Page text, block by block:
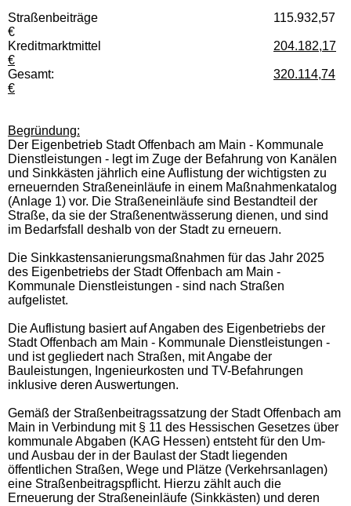
Straßenbeiträge 115.932,57
€
Kreditmarktmittel 204.182,17
€
Gesamt: 320.114,74
€
Begründung:
Der Eigenbetrieb Stadt Offenbach am Main - Kommunale
Dienstleistungen - legt im Zuge der Befahrung von Kanälen
und Sinkkästen jährlich eine Auflistung der wichtigsten zu
erneuernden Straßeneinläufe in einem Maßnahmenkatalog
(Anlage 1) vor. Die Straßeneinläufe sind Bestandteil der
Straße, da sie der Straßenentwässerung dienen, und sind
im Bedarfsfall deshalb von der Stadt zu erneuern.
Die Sinkkastensanierungsmaßnahmen für das Jahr 2025
des Eigenbetriebs der Stadt Offenbach am Main -
Kommunale Dienstleistungen - sind nach Straßen
aufgelistet.
Die Auflistung basiert auf Angaben des Eigenbetriebs der
Stadt Offenbach am Main - Kommunale Dienstleistungen -
und ist gegliedert nach Straßen, mit Angabe der
Bauleistungen, Ingenieurkosten und TV-Befahrungen
inklusive deren Auswertungen.
Gemäß der Straßenbeitragssatzung der Stadt Offenbach am
Main in Verbindung mit § 11 des Hessischen Gesetzes über
kommunale Abgaben (KAG Hessen) entsteht für den Um-
und Ausbau der in der Baulast der Stadt liegenden
öffentlichen Straßen, Wege und Plätze (Verkehrsanlagen)
eine Straßenbeitragspflicht. Hierzu zählt auch die
Erneuerung der Straßeneinläufe (Sinkkästen) und deren